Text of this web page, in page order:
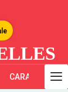
CARAÏBES